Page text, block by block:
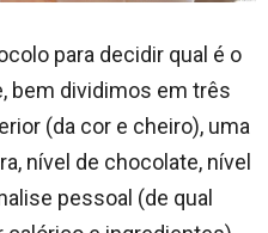
para decidir qual é o
bem dividimos em três
(da cor e cheiro), uma
nível de chocolate, nível
pessoal (de qual